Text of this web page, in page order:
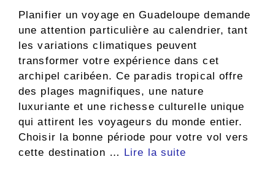
Planifier un voyage en Guadeloupe demande
une attention particulière au calendrier, tant
les variations climatiques peuvent
transformer votre expérience dans cet
archipel caribéen. Ce paradis tropical offre
des plages magnifiques, une nature
luxuriante et une richesse culturelle unique
qui attirent les voyageurs du monde entier.
Choisir la bonne période pour votre vol vers
cette destination …
Lire la suite